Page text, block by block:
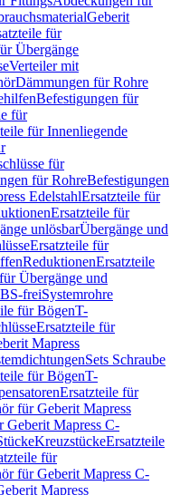
Geberit
für
Übergänge
Verteiler mit
Dämmungen für Rohre
Befestigungen für
für
für Innenliegende
für
für RohreBefestigungen
EdelstahlErsatzteile für
Ersatzteile für
unlösbarÜbergänge und
Ersatzteile für
ReduktionenErsatzteile
Übergänge und
freiSystemrohre
für BögenT-
Ersatzteile für
Mapress
Sets Schraube
für BögenT-
Ersatzteile für
für Geberit Mapress
Geberit Mapress C-
KreuzstückeErsatzteile
für
für Geberit Mapress C-
Mapress